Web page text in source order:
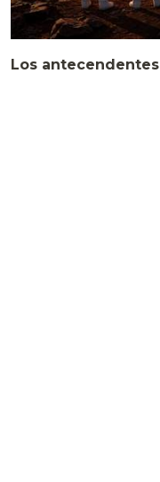
Los antecendentes